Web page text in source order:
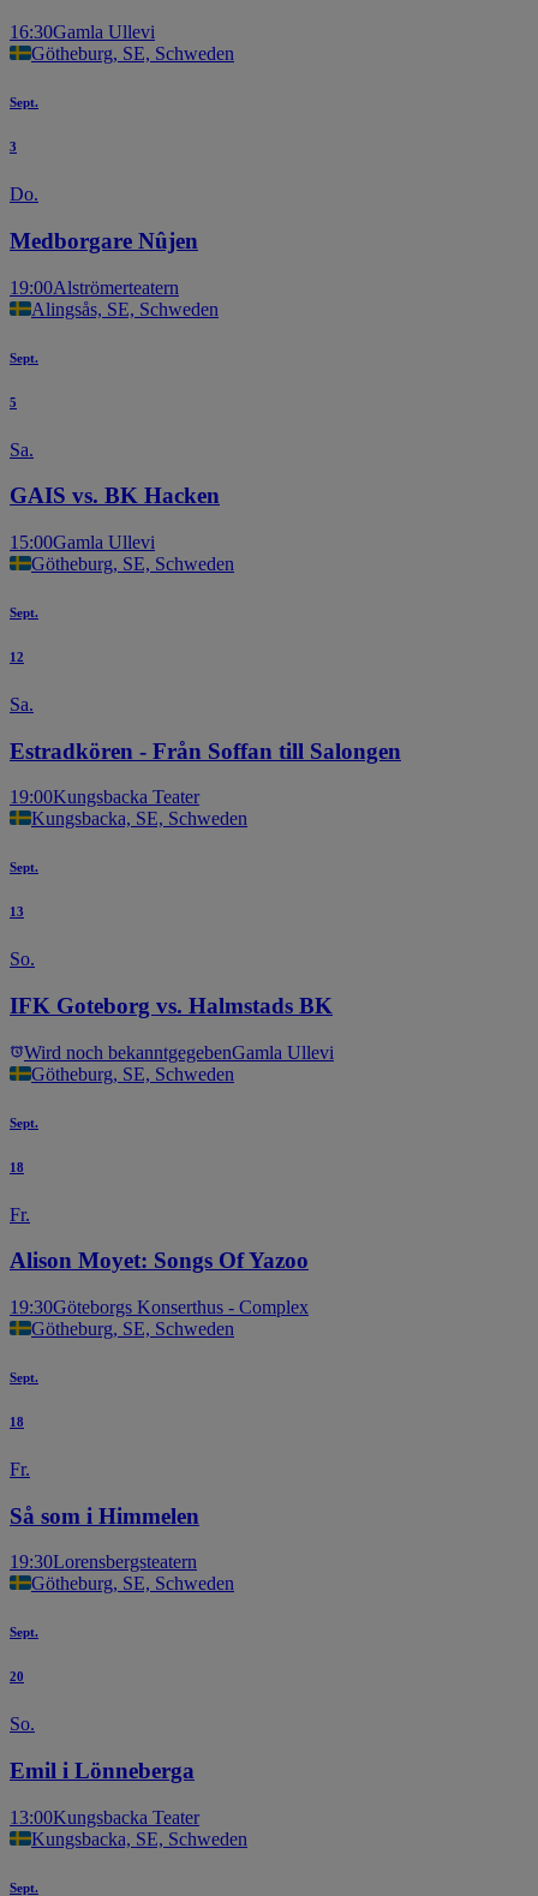
16:30Gamla Ullevi
Götheburg, SE, Schweden
Sept.
3
Do.
Medborgare Nûjen
19:00Alströmerteatern
Alingsås, SE, Schweden
Sept.
5
Sa.
GAIS vs. BK Hacken
15:00Gamla Ullevi
Götheburg, SE, Schweden
Sept.
12
Sa.
Estradkören - Från Soffan till Salongen
19:00Kungsbacka Teater
Kungsbacka, SE, Schweden
Sept.
13
So.
IFK Goteborg vs. Halmstads BK
Wird noch bekanntgegebenGamla Ullevi
Götheburg, SE, Schweden
Sept.
18
Fr.
Alison Moyet: Songs Of Yazoo
19:30Göteborgs Konserthus - Complex
Götheburg, SE, Schweden
Sept.
18
Fr.
Så som i Himmelen
19:30Lorensbergsteatern
Götheburg, SE, Schweden
Sept.
20
So.
Emil i Lönneberga
13:00Kungsbacka Teater
Kungsbacka, SE, Schweden
Sept.